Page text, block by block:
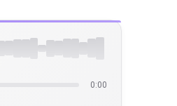
0:00